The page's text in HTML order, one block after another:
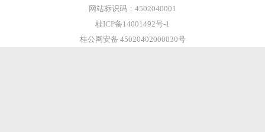
网站标识码：4502040001
桂ICP备14001492号-1
桂公网安备 45020402000030号